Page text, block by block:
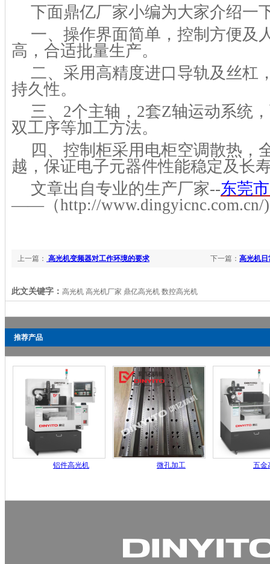
下面鼎亿厂家小编为大家介绍一
一、操作界面简单，控制方便及
高，合适批量生产。
二、 采用高精度进口导轨及丝杠
持久性。
三、 2个主轴，2套Z轴运动系统
双工序等加工方法。
四、控制柜采用电柜空调散热，
越，保证电子元器件性能稳定及长
文章出自专业的生产厂家--东莞
——（http://www.dingyicnc.com.cn/
下一篇： 高光机日
上一篇： 高光机变频器对工作环境的要求
此文关键字： 高光机 高光机厂家 鼎亿高光机 数控高光机
推荐产品
铝件高光机 微孔加工 五金